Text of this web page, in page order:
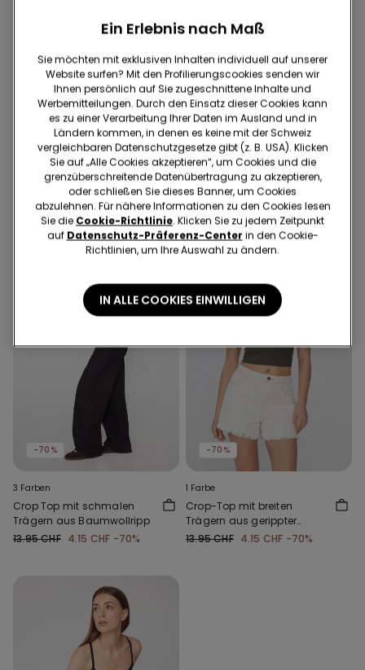
-70%
Crop Top mit schmalen
Trägern aus Baumwollripp
13.95 CHF 4.15 CHF-70%
-70%
3 Farben
Crop Top mit schmalen
Trägern aus Baumwollripp
13.95 CHF 4.15 CHF-70%
-70%
3 Farben
Crop Top mit schmalen
Trägern aus Baumwollripp
13.95 CHF 4.15 CHF -70%
-70%
1 Farbe
Crop-Top mit breiten
Trägern aus gerippter
Baumwolle
13.95 CHF 4.15 CHF -70%
Ein Erlebnis nach Maß
Sie möchten mit exklusiven Inhalten individuell auf unserer
Website surfen? Mit den Profilierungscookies senden wir
Ihnen persönlich auf Sie zugeschnittene Inhalte und
Werbemitteilungen. Durch den Einsatz dieser Cookies kann
es zu einer Verarbeitung Ihrer Daten im Ausland und in
Ländern kommen, in denen es keine mit der Schweiz
vergleichbaren Datenschutzgesetze gibt (z. B. USA). Klicken
Sie auf „Alle Cookies akzeptieren“, um Cookies und die
grenzüberschreitende Datenübertragung zu akzeptieren,
oder schließen Sie dieses Banner, um Cookies
abzulehnen. Für nähere Informationen zu den Cookies lesen
Sie die Cookie-Richtlinie. Klicken Sie zu jedem Zeitpunkt
auf Datenschutz-Präferenz-Center in den Cookie-
Richtlinien, um Ihre Auswahl zu ändern.
IN ALLE COOKIES EINWILLIGEN